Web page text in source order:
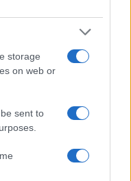
storage
on web or
sent to
ligne de
Olivier Variot,
de pharmacies qui
le député
France-Presse
une « discussion
» les règles de la